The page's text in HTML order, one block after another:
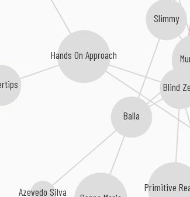
Blind
Slimmy
Balla
Hands On Approach
Primitive
Azevedo Silva